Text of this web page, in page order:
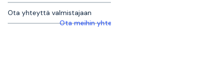
Ota yhteyttä valmistajaan
Ota meihin yhteyttä saadaksesi lisätietoja